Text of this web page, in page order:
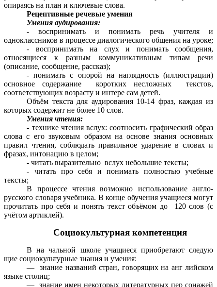
опираясь на план и ключевые слова.
Рецептивные речевые умения
Умения аудирования:
- воспринимать и понимать речь учителя и
одноклассников в процессе диалогического общения на уроке;
- воспринимать на слух и понимать сообщения,
относящиеся к разным коммуникативным типам речи
(описание, сообщение, рассказ);
- понимать с опорой на наглядность (иллюстрации)
основное содержание коротких несложных текстов,
соответствующих возрасту и интере сам детей.
Объём текста для аудирования 10-14 фраз, каждая из
которых содержит не более 10 слов.
Умения чтения:
- технике чтения вслух: соотносить графический образ
слова с его звуковым образом на основе знания основных
правил чтения, соблюдать правильное ударение в словах и
фразах, интонацию в целом;
- читать выразительно вслух небольшие тексты;
- читать про себя и понимать полностью учебные
тексты;
В процессе чтения возможно использование англо-
русского словаря учебника. В конце обучения учащиеся могут
прочитать про себя и понять текст объёмом до 120 слов (с
учётом артиклей).
Социокультурная компетенция
В на чальной школе учащиеся приобретают следую
щие социокультурные знания и умения:
— знание названий стран, говорящих на анг лийском
языке столиц;
— знание имен некоторых литературных пер сонажей